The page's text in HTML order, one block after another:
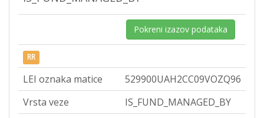
Pokreni izazov podataka
RR
LEI oznaka matice
529900UAH2CC09VOZQ96
Vrsta veze
IS_FUND_MANAGED_BY